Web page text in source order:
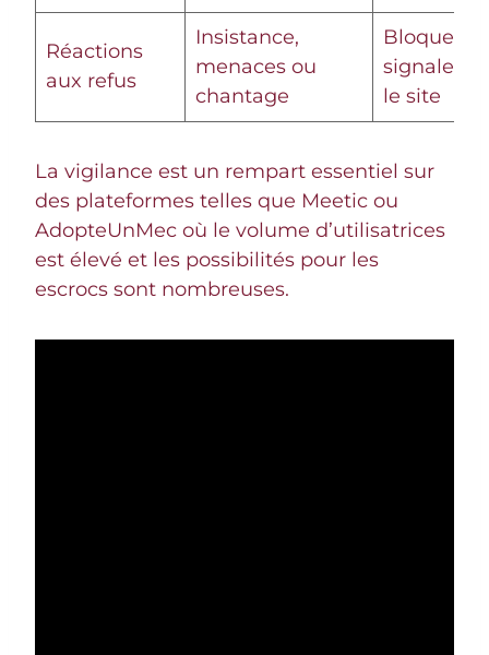
Réactions
aux refus
Insistance,
menaces ou
chantage
Bloquer et
signaler
le site
La vigilance est un rempart essentiel sur
des plateformes telles que Meetic ou
AdopteUnMec où le volume d’utilisatrices
est élevé et les possibilités pour les
escrocs sont nombreuses.